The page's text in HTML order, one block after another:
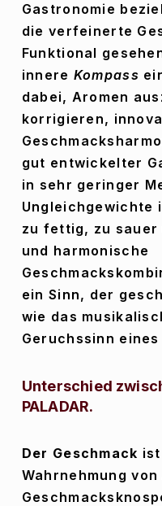
Gastronomie
die verfeinerte
Funktional
innere Kompass
dabei, Aromen
korrigieren,
gut entwickelter
in sehr geringer
Ungleichgewichte
zu fettig, zu sauer
und harmonische
ein Sinn, der
wie das
Geruchssinn
Unterschied
PALADAR.
Der Geschmack
Wahrnehmung